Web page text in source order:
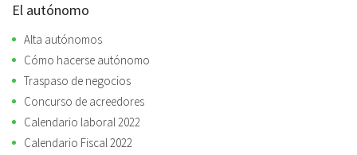
El autónomo
Alta autónomos
Cómo hacerse autónomo
Traspaso de negocios
Concurso de acreedores
Calendario laboral 2022
Calendario Fiscal 2022